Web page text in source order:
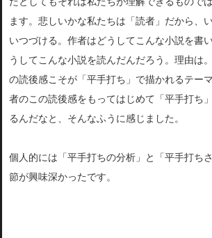
ます。悲しいかな私たちは「読者」だから、
いつづける。作者はどうしてこんな小説を書
うしてこんな小説を読んだんだろう。理由は
の読後感こそが「平手打ち」で描かれるテー
者のこの読後感をもってはじめて「平手打ち
るんだなと、そんなふうに感じました。
個人的には「平手打ちの分析」と「平手打ち
節が興味深かったです。